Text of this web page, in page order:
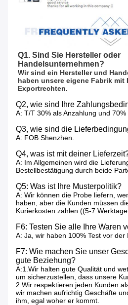
Q1. Sind Sie Hersteller oder
Handelsunternehmen?
Wir sind ein Hersteller und
haben unsere eigene Fabrik mit
Exportrechten.
Q2, wie sind Ihre
A: T/T 30% als Anzahlung und 70%
Q3, wie sind die
A: FOB Shenzhen.
Q4, was ist mit deiner
A: Im Allgemeinen wird die
Bestellbestätigung durch beide
Q5: Was ist Ihre Musterpolitik?
A: Wir können die Probe liefern,
haben, aber die Kunden müssen
Kurierkosten zahlen ((5-7
F6: Testen Sie alle Ihre Waren
A: Ja, wir haben 100% Test vor der
F7: Wie machen Sie unser
gute Beziehung?
A:1.Wir halten gute Qualität und
um sicherzustellen, dass unsere
2.Wir respektieren jeden Kunden
wir machen aufrichtig Geschäfte
ihm, egal woher er kommt.